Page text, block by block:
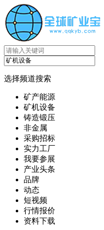
选择频道搜索
矿产能源
矿机设备
铸造锻压
非金属
采购招标
实力工厂
我要参展
产业头条
品牌
动态
短视频
行情报价
资料下载